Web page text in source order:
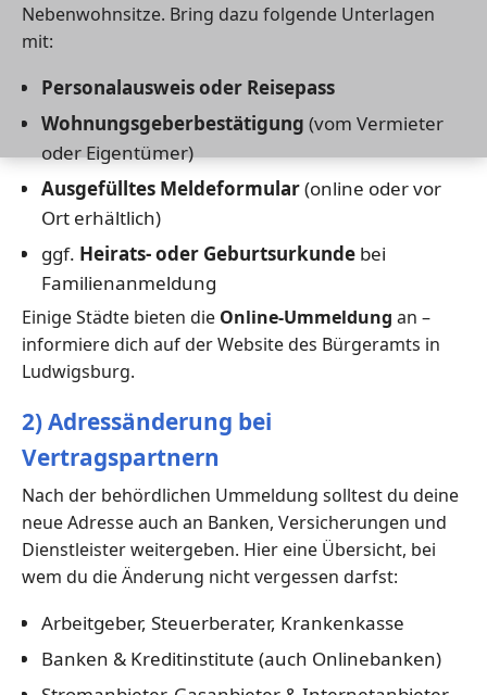
Nebenwohnsitze. Bring dazu folgende Unterlagen
mit:
Personalausweis oder Reisepass
Wohnungsgeberbestätigung (vom Vermieter
oder Eigentümer)
Ausgefülltes Meldeformular(online oder vor
Ort erhältlich)
ggf. Heirats- oder Geburtsurkundebei
Familienanmeldung
Einige Städte bieten die Online-Ummeldung an –
informiere dich auf der Website des Bürgeramts in
Ludwigsburg.
2) Adressänderung bei
Vertragspartnern
Nach der behördlichen Ummeldung solltest du deine
neue Adresse auch an Banken, Versicherungen und
Dienstleister weitergeben. Hier eine Übersicht, bei
wem du die Änderung nicht vergessen darfst:
Arbeitgeber, Steuerberater, Krankenkasse
Banken & Kreditinstitute (auch Onlinebanken)